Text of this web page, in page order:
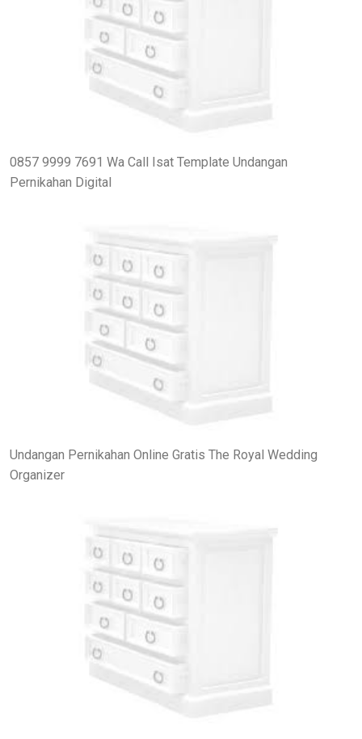
0857 9999 7691 Wa Call Isat Template Undangan
Pernikahan Digital
Undangan Pernikahan Online Gratis The Royal Wedding
Organizer